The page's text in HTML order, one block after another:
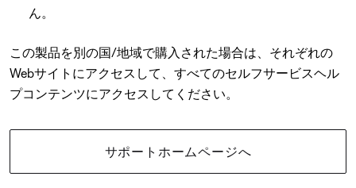
ん。
この製品を別の国/地域で購入された場合は、それぞれの
Webサイトにアクセスして、すべてのセルフサービスヘル
プコンテンツにアクセスしてください。
サポートホームページへ